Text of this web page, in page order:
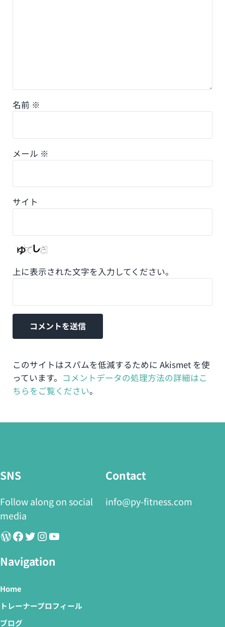
名前 ※
メール ※
サイト
上に表示された文字を入力してください。
このサイトはスパムを低減するために Akismet を使
っています。 コメントデータの処理方法の詳細はこ
ちらをご覧ください。
SNS
Follow along on social
media
WordPress
Facebook
Twitter
Instagram
YouTube
Contact
info@py-fitness.com
Navigation
Home
トレーナープロフィール
ブログ